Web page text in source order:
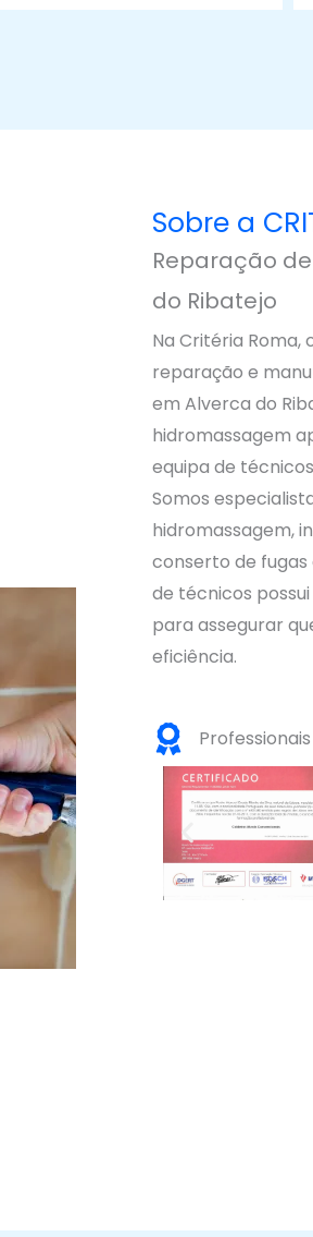
Sobre a
Reparação
do Ribatejo
Na Critéria
reparação e
em Alverca do
hidromassagem
equipa de
Somos
hidromassagem,
conserto de fugas
de técnicos
para assegurar
eficiência.